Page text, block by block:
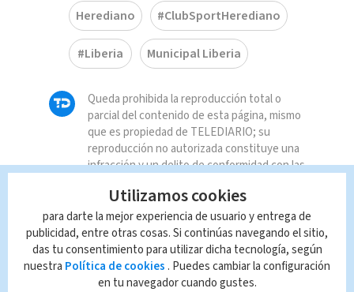
Herediano #ClubSportHerediano
#Liberia Municipal Liberia
Queda prohibida la reproducción total o
parcial del contenido de esta página, mismo
que es propiedad de TELEDIARIO; su
reproducción no autorizada constituye una
infracción y un delito de conformidad con las
Utilizamos cookies
para darte la mejor experiencia de usuario y entrega de
publicidad, entre otras cosas. Si continúas navegando el sitio,
das tu consentimiento para utilizar dicha tecnología, según
nuestra Política de cookies . Puedes cambiar la configuración
en tu navegador cuando gustes.